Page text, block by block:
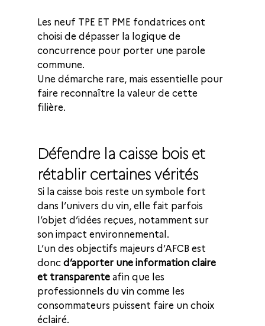
Les neuf TPE ET PME fondatrices ont
choisi de dépasser la logique de
concurrence pour porter une parole
commune.
Une démarche rare, mais essentielle pour
faire reconnaître la valeur de cette
filière.
Défendre la caisse bois et
rétablir certaines vérités
Si la caisse bois reste un symbole fort
dans l’univers du vin, elle fait parfois
l’objet d’idées reçues, notamment sur
son impact environnemental.
L’un des objectifs majeurs d’AFCB est
donc d’apporter une information claire
et transparente afin que les
professionnels du vin comme les
consommateurs puissent faire un choix
éclairé.